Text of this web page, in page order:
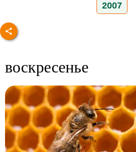
2007
воскресенье